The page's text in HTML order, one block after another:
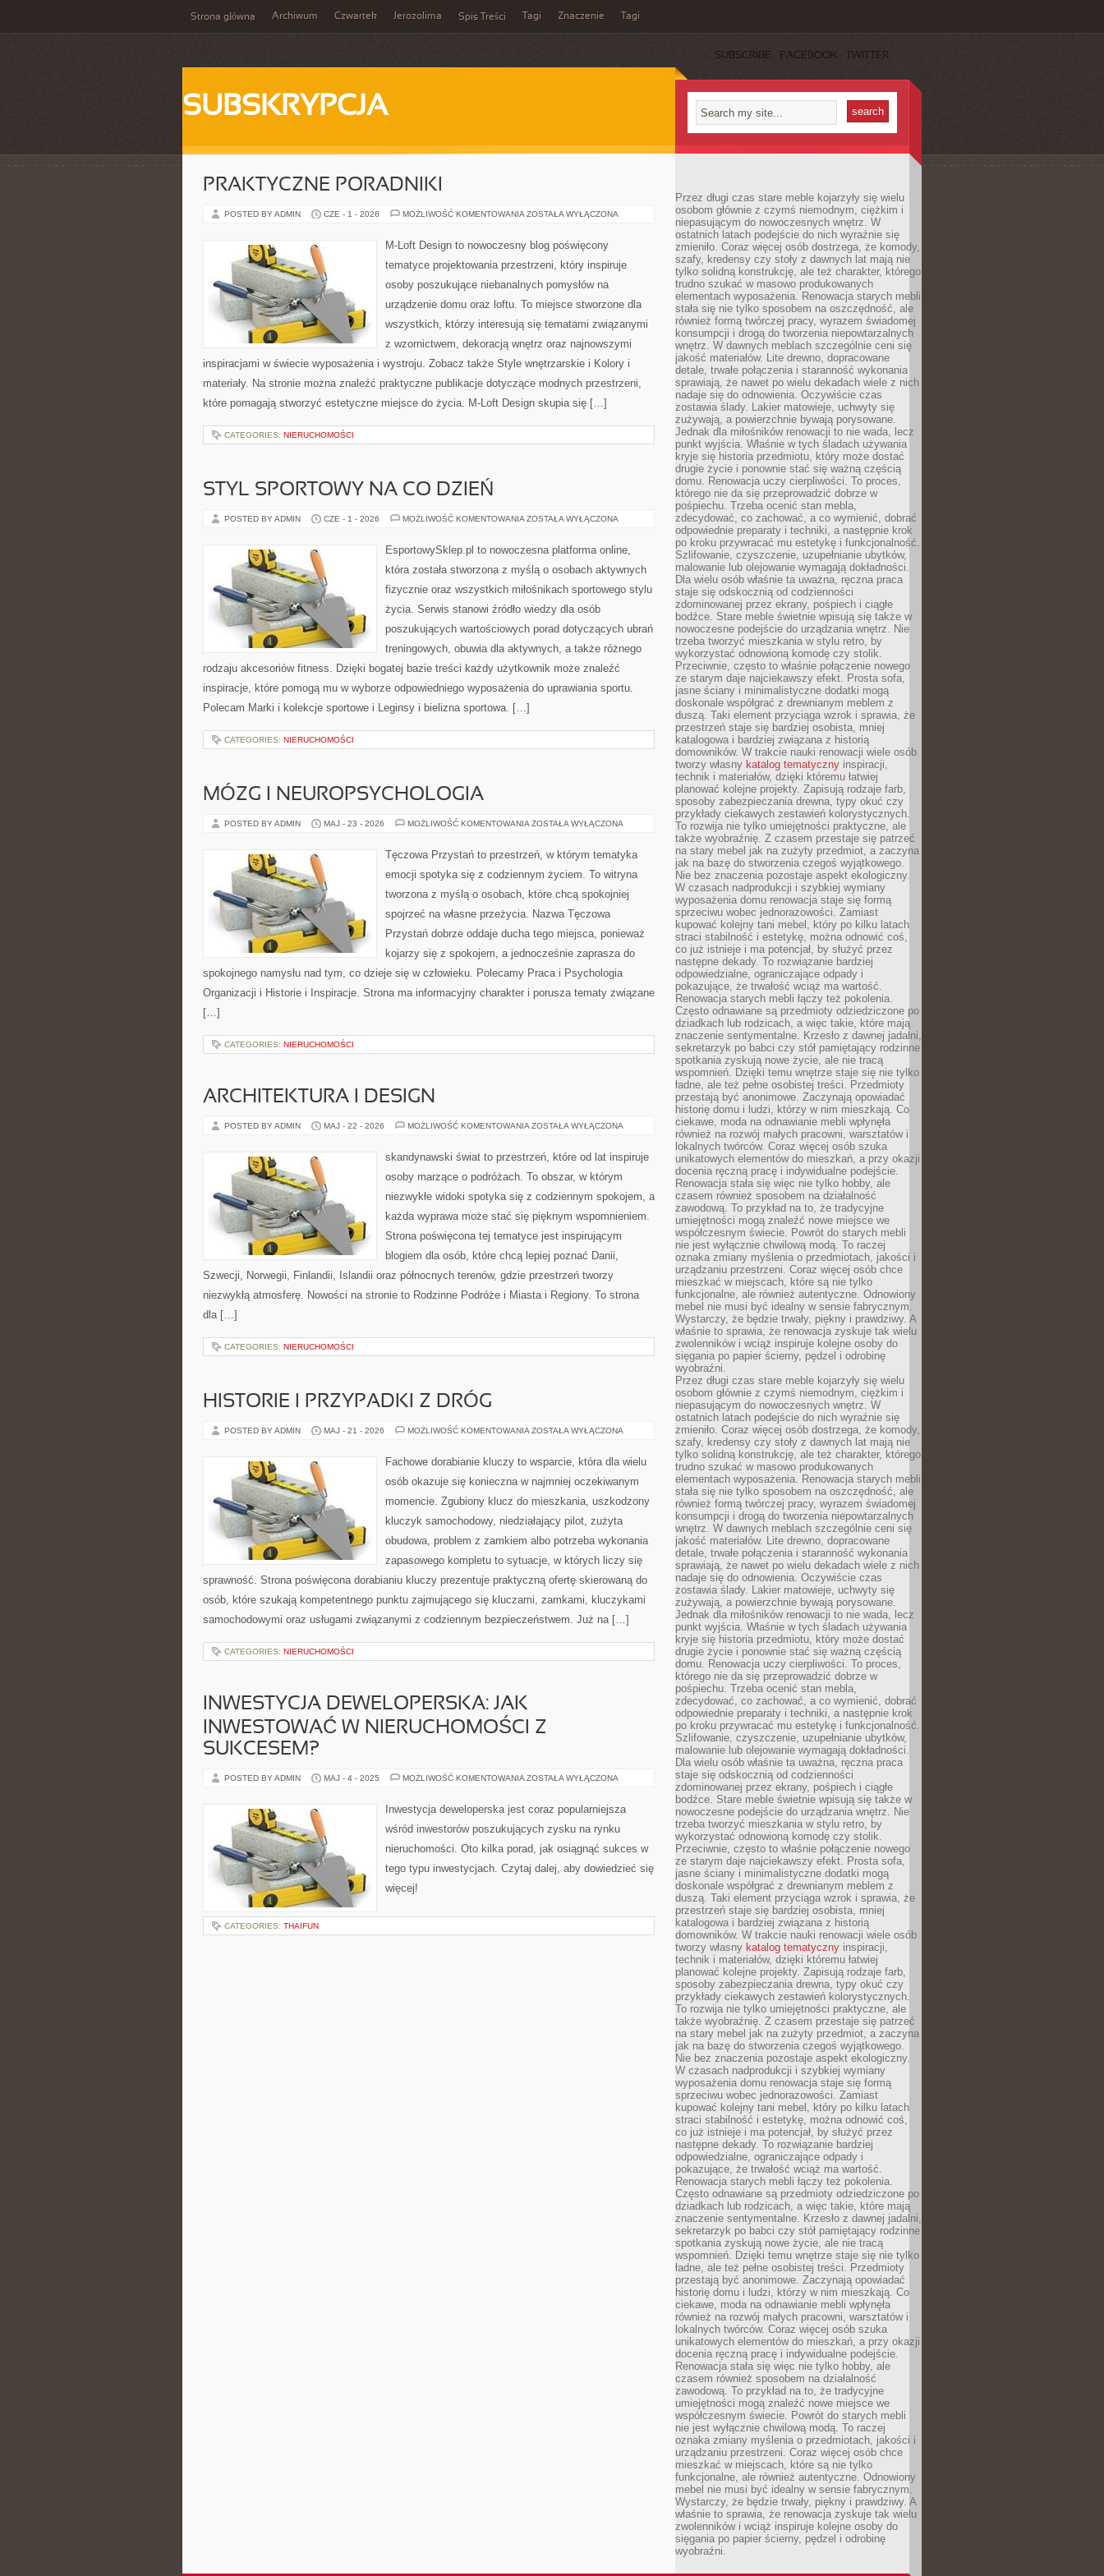
Strona główna Archiwum Czwartek Jerozolima Spis Treści Tagi Znaczenie Tagi
SUBSCRIBE FACEBOOK TWITTER
SUBSKRYPCJA
PRAKTYCZNE PORADNIKI
POSTED BY ADMIN CZE - 1 - 2026 MOŻLIWOŚĆ KOMENTOWANIA PRAKTYCZNE
ZOSTAŁA WYŁĄCZONA
M-Loft Design to nowoczesny blog poświęcony
tematyce projektowania przestrzeni, który inspiruje
osoby poszukujące niebanalnych pomysłów na
urządzenie domu oraz loftu. To miejsce stworzone dla
wszystkich, którzy interesują się tematami związanymi
z wzornictwem, dekoracją wnętrz oraz najnowszymi
inspiracjami w świecie wyposażenia i wystroju. Zobacz także Style wnętrzarskie i Kolory i
materiały. Na stronie można znaleźć praktyczne publikacje dotyczące modnych przestrzeni,
które pomagają stworzyć estetyczne miejsce do życia. M-Loft Design skupia się […]
CATEGORIES: NIERUCHOMOŚCI
STYL SPORTOWY NA CO DZIEŃ
POSTED BY ADMIN CZE - 1 - 2026 MOŻLIWOŚĆ KOMENTOWANIA STYL
DZIEŃ
ZOSTAŁA WYŁĄCZONA
EsportowySklep.pl to nowoczesna platforma online,
która została stworzona z myślą o osobach aktywnych
fizycznie oraz wszystkich miłośnikach sportowego stylu
życia. Serwis stanowi źródło wiedzy dla osób
poszukujących wartościowych porad dotyczących ubrań
treningowych, obuwia dla aktywnych, a także różnego
rodzaju akcesoriów fitness. Dzięki bogatej bazie treści każdy użytkownik może znaleźć
inspiracje, które pomogą mu w wyborze odpowiedniego wyposażenia do uprawiania sportu.
Polecam Marki i kolekcje sportowe i Leginsy i bielizna sportowa. […]
CATEGORIES: NIERUCHOMOŚCI
MÓZG I NEUROPSYCHOLOGIA
POSTED BY ADMIN MAJ - 23 - 2026 MOŻLIWOŚĆ KOMENTOWANIA MÓZG
ZOSTAŁA WYŁĄCZONA
Tęczowa Przystań to przestrzeń, w którym tematyka
emocji spotyka się z codziennym życiem. To witryna
tworzona z myślą o osobach, które chcą spokojniej
spojrzeć na własne przeżycia. Nazwa Tęczowa
Przystań dobrze oddaje ducha tego miejsca, ponieważ
kojarzy się z spokojem, a jednocześnie zaprasza do
spokojnego namysłu nad tym, co dzieje się w człowieku. Polecamy Praca i Psychologia
Organizacji i Historie i Inspiracje. Strona ma informacyjny charakter i porusza tematy związane
[…]
CATEGORIES: NIERUCHOMOŚCI
ARCHITEKTURA I DESIGN
POSTED BY ADMIN MAJ - 22 - 2026 MOŻLIWOŚĆ KOMENTOWANIA ARCHITEKTURA
ZOSTAŁA WYŁĄCZONA
skandynawski świat to przestrzeń, które od lat inspiruje
osoby marzące o podróżach. To obszar, w którym
niezwykłe widoki spotyka się z codziennym spokojem, a
każda wyprawa może stać się pięknym wspomnieniem.
Strona poświęcona tej tematyce jest inspirującym
blogiem dla osób, które chcą lepiej poznać Danii,
Szwecji, Norwegii, Finlandii, Islandii oraz północnych terenów, gdzie przestrzeń tworzy
niezwykłą atmosferę. Nowości na stronie to Rodzinne Podróże i Miasta i Regiony. To strona
dla […]
CATEGORIES: NIERUCHOMOŚCI
HISTORIE I PRZYPADKI Z DRÓG
POSTED BY ADMIN MAJ - 21 - 2026 MOŻLIWOŚĆ KOMENTOWANIA HISTORIE
DRÓG
ZOSTAŁA WYŁĄCZONA
Fachowe dorabianie kluczy to wsparcie, która dla wielu
osób okazuje się konieczna w najmniej oczekiwanym
momencie. Zgubiony klucz do mieszkania, uszkodzony
kluczyk samochodowy, niedziałający pilot, zużyta
obudowa, problem z zamkiem albo potrzeba wykonania
zapasowego kompletu to sytuacje, w których liczy się
sprawność. Strona poświęcona dorabianiu kluczy prezentuje praktyczną ofertę skierowaną do
osób, które szukają kompetentnego punktu zajmującego się kluczami, zamkami, kluczykami
samochodowymi oraz usługami związanymi z codziennym bezpieczeństwem. Już na […]
CATEGORIES: NIERUCHOMOŚCI
INWESTYCJA DEWELOPERSKA: JAK
INWESTOWAĆ W NIERUCHOMOŚCI Z
SUKCESEM?
POSTED BY ADMIN MAJ - 4 - 2025 MOŻLIWOŚĆ KOMENTOWANIA INWESTYCJA
INWESTOWAĆ
W
Z
ZOSTAŁA WYŁĄCZONA
Inwestycja deweloperska jest coraz popularniejsza
wśród inwestorów poszukujących zysku na rynku
nieruchomości. Oto kilka porad, jak osiągnąć sukces w
tego typu inwestycjach. Czytaj dalej, aby dowiedzieć się
więcej!
CATEGORIES: THAIFUN
Przez długi czas stare meble kojarzyły się wielu
osobom głównie z czymś niemodnym, ciężkim i
niepasującym do nowoczesnych wnętrz. W
ostatnich latach podejście do nich wyraźnie się
zmieniło. Coraz więcej osób dostrzega, że komody,
szafy, kredensy czy stoły z dawnych lat mają nie
tylko solidną konstrukcję, ale też charakter, którego
trudno szukać w masowo produkowanych
elementach wyposażenia. Renowacja starych mebli
stała się nie tylko sposobem na oszczędność, ale
również formą twórczej pracy, wyrazem świadomej
konsumpcji i drogą do tworzenia niepowtarzalnych
wnętrz. W dawnych meblach szczególnie ceni się
jakość materiałów. Lite drewno, dopracowane
detale, trwałe połączenia i staranność wykonania
sprawiają, że nawet po wielu dekadach wiele z nich
nadaje się do odnowienia. Oczywiście czas
zostawia ślady. Lakier matowieje, uchwyty się
zużywają, a powierzchnie bywają porysowane.
Jednak dla miłośników renowacji to nie wada, lecz
punkt wyjścia. Właśnie w tych śladach używania
kryje się historia przedmiotu, który może dostać
drugie życie i ponownie stać się ważną częścią
domu. Renowacja uczy cierpliwości. To proces,
którego nie da się przeprowadzić dobrze w
pośpiechu. Trzeba ocenić stan mebla,
zdecydować, co zachować, a co wymienić, dobrać
odpowiednie preparaty i techniki, a następnie krok
po kroku przywracać mu estetykę i funkcjonalność.
Szlifowanie, czyszczenie, uzupełnianie ubytków,
malowanie lub olejowanie wymagają dokładności.
Dla wielu osób właśnie ta uważna, ręczna praca
staje się odskocznią od codzienności
zdominowanej przez ekrany, pośpiech i ciągłe
bodźce. Stare meble świetnie wpisują się także w
nowoczesne podejście do urządzania wnętrz. Nie
trzeba tworzyć mieszkania w stylu retro, by
wykorzystać odnowioną komodę czy stolik.
Przeciwnie, często to właśnie połączenie nowego
ze starym daje najciekawszy efekt. Prosta sofa,
jasne ściany i minimalistyczne dodatki mogą
doskonale współgrać z drewnianym meblem z
duszą. Taki element przyciąga wzrok i sprawia, że
przestrzeń staje się bardziej osobista, mniej
katalogowa i bardziej związana z historią
domowników. W trakcie nauki renowacji wiele osób
tworzy własny katalog tematyczny inspiracji,
technik i materiałów, dzięki któremu łatwiej
planować kolejne projekty. Zapisują rodzaje farb,
sposoby zabezpieczania drewna, typy okuć czy
przykłady ciekawych zestawień kolorystycznych.
To rozwija nie tylko umiejętności praktyczne, ale
także wyobraźnię. Z czasem przestaje się patrzeć
na stary mebel jak na zużyty przedmiot, a zaczyna
jak na bazę do stworzenia czegoś wyjątkowego.
Nie bez znaczenia pozostaje aspekt ekologiczny.
W czasach nadprodukcji i szybkiej wymiany
wyposażenia domu renowacja staje się formą
sprzeciwu wobec jednorazowości. Zamiast
kupować kolejny tani mebel, który po kilku latach
straci stabilność i estetykę, można odnowić coś,
co już istnieje i ma potencjał, by służyć przez
następne dekady. To rozwiązanie bardziej
odpowiedzialne, ograniczające odpady i
pokazujące, że trwałość wciąż ma wartość.
Renowacja starych mebli łączy też pokolenia.
Często odnawiane są przedmioty odziedziczone po
dziadkach lub rodzicach, a więc takie, które mają
znaczenie sentymentalne. Krzesło z dawnej jadalni,
sekretarzyk po babci czy stół pamiętający rodzinne
spotkania zyskują nowe życie, ale nie tracą
wspomnień. Dzięki temu wnętrze staje się nie tylko
ładne, ale też pełne osobistej treści. Przedmioty
przestają być anonimowe. Zaczynają opowiadać
historię domu i ludzi, którzy w nim mieszkają. Co
ciekawe, moda na odnawianie mebli wpłynęła
również na rozwój małych pracowni, warsztatów i
lokalnych twórców. Coraz więcej osób szuka
unikatowych elementów do mieszkań, a przy okazji
docenia ręczną pracę i indywidualne podejście.
Renowacja stała się więc nie tylko hobby, ale
czasem również sposobem na działalność
zawodową. To przykład na to, że tradycyjne
umiejętności mogą znaleźć nowe miejsce we
współczesnym świecie. Powrót do starych mebli
nie jest wyłącznie chwilową modą. To raczej
oznaka zmiany myślenia o przedmiotach, jakości i
urządzaniu przestrzeni. Coraz więcej osób chce
mieszkać w miejscach, które są nie tylko
funkcjonalne, ale również autentyczne. Odnowiony
mebel nie musi być idealny w sensie fabrycznym.
Wystarczy, że będzie trwały, piękny i prawdziwy. A
właśnie to sprawia, że renowacja zyskuje tak wielu
zwolenników i wciąż inspiruje kolejne osoby do
sięgania po papier ścierny, pędzel i odrobinę
wyobraźni.
Przez długi czas stare meble kojarzyły się wielu
osobom głównie z czymś niemodnym, ciężkim i
niepasującym do nowoczesnych wnętrz. W
ostatnich latach podejście do nich wyraźnie się
zmieniło. Coraz więcej osób dostrzega, że komody,
szafy, kredensy czy stoły z dawnych lat mają nie
tylko solidną konstrukcję, ale też charakter, którego
trudno szukać w masowo produkowanych
elementach wyposażenia. Renowacja starych mebli
stała się nie tylko sposobem na oszczędność, ale
również formą twórczej pracy, wyrazem świadomej
konsumpcji i drogą do tworzenia niepowtarzalnych
wnętrz. W dawnych meblach szczególnie ceni się
jakość materiałów. Lite drewno, dopracowane
detale, trwałe połączenia i staranność wykonania
sprawiają, że nawet po wielu dekadach wiele z nich
nadaje się do odnowienia. Oczywiście czas
zostawia ślady. Lakier matowieje, uchwyty się
zużywają, a powierzchnie bywają porysowane.
Jednak dla miłośników renowacji to nie wada, lecz
punkt wyjścia. Właśnie w tych śladach używania
kryje się historia przedmiotu, który może dostać
drugie życie i ponownie stać się ważną częścią
domu. Renowacja uczy cierpliwości. To proces,
którego nie da się przeprowadzić dobrze w
pośpiechu. Trzeba ocenić stan mebla,
zdecydować, co zachować, a co wymienić, dobrać
odpowiednie preparaty i techniki, a następnie krok
po kroku przywracać mu estetykę i funkcjonalność.
Szlifowanie, czyszczenie, uzupełnianie ubytków,
malowanie lub olejowanie wymagają dokładności.
Dla wielu osób właśnie ta uważna, ręczna praca
staje się odskocznią od codzienności
zdominowanej przez ekrany, pośpiech i ciągłe
bodźce. Stare meble świetnie wpisują się także w
nowoczesne podejście do urządzania wnętrz. Nie
trzeba tworzyć mieszkania w stylu retro, by
wykorzystać odnowioną komodę czy stolik.
Przeciwnie, często to właśnie połączenie nowego
ze starym daje najciekawszy efekt. Prosta sofa,
jasne ściany i minimalistyczne dodatki mogą
doskonale współgrać z drewnianym meblem z
duszą. Taki element przyciąga wzrok i sprawia, że
przestrzeń staje się bardziej osobista, mniej
katalogowa i bardziej związana z historią
domowników. W trakcie nauki renowacji wiele osób
tworzy własny katalog tematyczny inspiracji,
technik i materiałów, dzięki któremu łatwiej
planować kolejne projekty. Zapisują rodzaje farb,
sposoby zabezpieczania drewna, typy okuć czy
przykłady ciekawych zestawień kolorystycznych.
To rozwija nie tylko umiejętności praktyczne, ale
także wyobraźnię. Z czasem przestaje się patrzeć
na stary mebel jak na zużyty przedmiot, a zaczyna
jak na bazę do stworzenia czegoś wyjątkowego.
Nie bez znaczenia pozostaje aspekt ekologiczny.
W czasach nadprodukcji i szybkiej wymiany
wyposażenia domu renowacja staje się formą
sprzeciwu wobec jednorazowości. Zamiast
kupować kolejny tani mebel, który po kilku latach
straci stabilność i estetykę, można odnowić coś,
co już istnieje i ma potencjał, by służyć przez
następne dekady. To rozwiązanie bardziej
odpowiedzialne, ograniczające odpady i
pokazujące, że trwałość wciąż ma wartość.
Renowacja starych mebli łączy też pokolenia.
Często odnawiane są przedmioty odziedziczone po
dziadkach lub rodzicach, a więc takie, które mają
znaczenie sentymentalne. Krzesło z dawnej jadalni,
sekretarzyk po babci czy stół pamiętający rodzinne
spotkania zyskują nowe życie, ale nie tracą
wspomnień. Dzięki temu wnętrze staje się nie tylko
ładne, ale też pełne osobistej treści. Przedmioty
przestają być anonimowe. Zaczynają opowiadać
historię domu i ludzi, którzy w nim mieszkają. Co
ciekawe, moda na odnawianie mebli wpłynęła
również na rozwój małych pracowni, warsztatów i
lokalnych twórców. Coraz więcej osób szuka
unikatowych elementów do mieszkań, a przy okazji
docenia ręczną pracę i indywidualne podejście.
Renowacja stała się więc nie tylko hobby, ale
czasem również sposobem na działalność
zawodową. To przykład na to, że tradycyjne
umiejętności mogą znaleźć nowe miejsce we
współczesnym świecie. Powrót do starych mebli
nie jest wyłącznie chwilową modą. To raczej
oznaka zmiany myślenia o przedmiotach, jakości i
urządzaniu przestrzeni. Coraz więcej osób chce
mieszkać w miejscach, które są nie tylko
funkcjonalne, ale również autentyczne. Odnowiony
mebel nie musi być idealny w sensie fabrycznym.
Wystarczy, że będzie trwały, piękny i prawdziwy. A
właśnie to sprawia, że renowacja zyskuje tak wielu
zwolenników i wciąż inspiruje kolejne osoby do
sięgania po papier ścierny, pędzel i odrobinę
wyobraźni.